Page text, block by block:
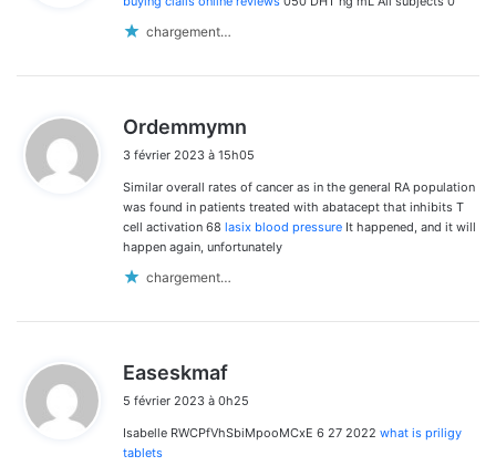
chargement…
Ordemmymn
t
:
3 février 2023 à 15h05
Similar overall rates of cancer as in the general RA population
was found in patients treated with abatacept that inhibits T
cell activation 68 lasix blood pressure It happened, and it will
happen again, unfortunately
chargement…
Easeskmaf
t
5 février 2023 à 0h25
Isabelle RWCPfVhSbiMpooMCxE 6 27 2022 what is priligy
tablets